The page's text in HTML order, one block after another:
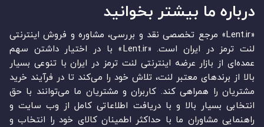
درباره ما بیشتر بخوانید
«Lent.ir» مرجع تخصصی نقد و بررسی، مشاوره و فروش اینترنتی
لنت ترمز در ایران است. «Lent.ir» با در اختیار داشتن سهم
عمده‏‌ای از بازار عرضه اینترنتی لنت ترمز در ایران با تنوعی بسیار
بالا از برندهای معتبر لنت، تلاش خود را می‌‏‏کند تا در فرآیند خرید
مشتریان را همراهی کند. کاربران و مشتریان ما می‏‏‌توانند با حق
انتخابی بسیار بالا و با دریافت اطلاعاتی کامل از وب سایت و
راهنمایی مشاوران ما با حداکثر اطمینان کالای خود را انتخاب و